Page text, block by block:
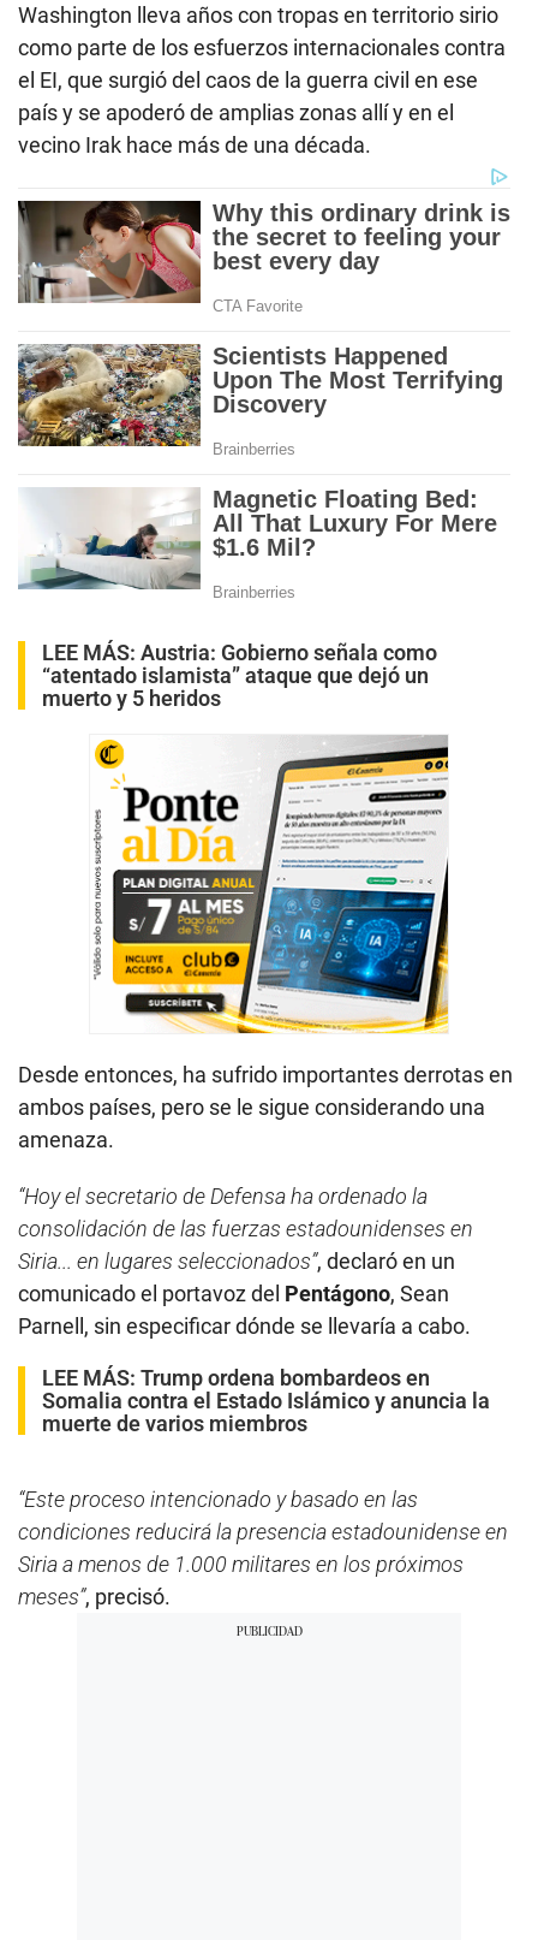
Washington lleva años con tropas en territorio sirio
como parte de los esfuerzos internacionales contra
el EI, que surgió del caos de la guerra civil en ese
país y se apoderó de amplias zonas allí y en el
vecino Irak hace más de una década.
LEE MÁS: Austria: Gobierno señala como
“atentado islamista” ataque que dejó un
muerto y 5 heridos
Desde entonces, ha sufrido importantes derrotas en
ambos países, pero se le sigue considerando una
amenaza.
“Hoy el secretario de Defensa ha ordenado la
consolidación de las fuerzas estadounidenses en
Siria... en lugares seleccionados”, declaró en un
comunicado el portavoz del Pentágono, Sean
Parnell, sin especificar dónde se llevaría a cabo.
LEE MÁS: Trump ordena bombardeos en
Somalia contra el Estado Islámico y anuncia la
muerte de varios miembros
“Este proceso intencionado y basado en las
condiciones reducirá la presencia estadounidense en
Siria a menos de 1.000 militares en los próximos
meses”, precisó.